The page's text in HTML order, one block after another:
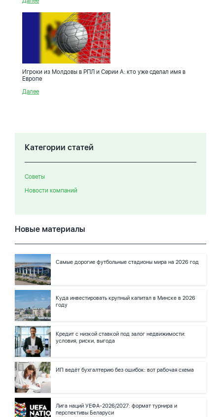
Игроки из Молдовы в РПЛ и Серии A: кто уже сделал имя в
Европе
Далее
Категории статей
Советы
Новости компаний
Новые материалы
Самые дорогие футбольные стадионы мира на 2026 год
Куда инвестировать крупный капитал в Минске в 2026
году
Кредит с низкой ставкой под залог недвижимости:
условия, риски, выгода
ИП ведёт бухгалтерию без ошибок: вот рабочая схема
Лига наций УЕФА-2026/2027: формат турнира и
перспективы Беларуси